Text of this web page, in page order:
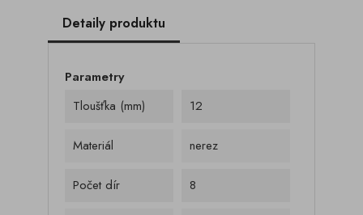
Detaily produktu
Parametry
Tloušťka (mm)
12
Materiál nerez
Počet dír 8